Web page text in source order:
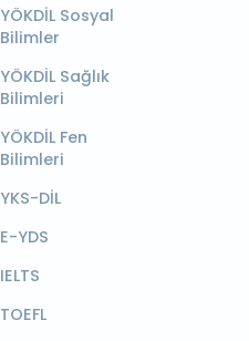
YÖKDİL Sosyal
Bilimler
YÖKDİL Sağlık
Bilimleri
YÖKDİL Fen
Bilimleri
YKS-DİL
E-YDS
IELTS
TOEFL